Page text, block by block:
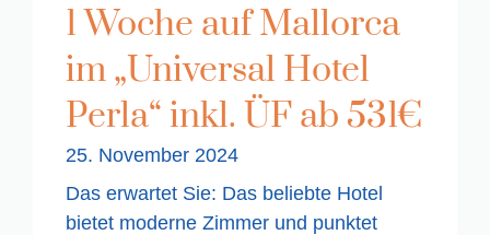
1 Woche auf Mallorca
im „Universal Hotel
Perla“ inkl. ÜF ab 531€
25. November 2024
Das erwartet Sie: Das beliebte Hotel
bietet moderne Zimmer und punktet